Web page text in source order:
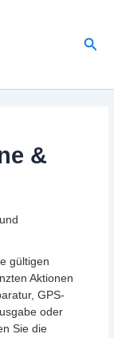
&
gültigen
Aktionen
GPS-
oder
Sie die